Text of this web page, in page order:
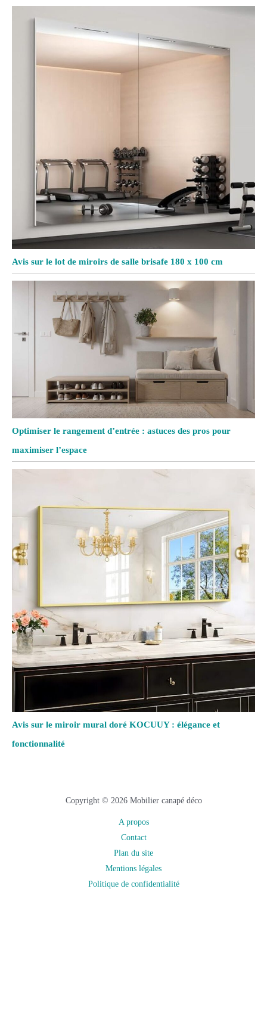
Avis sur le lot de miroirs de salle brisafe 180 x 100 cm
Optimiser le rangement d’entrée : astuces des pros pour
maximiser l’espace
Avis sur le miroir mural doré KOCUUY : élégance et
fonctionnalité
Copyright © 2026 Mobilier canapé déco
A propos
Contact
Plan du site
Mentions légales
Politique de confidentialité